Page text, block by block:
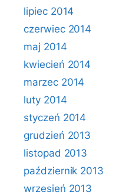
lipiec 2014
czerwiec 2014
maj 2014
kwiecień 2014
marzec 2014
luty 2014
styczeń 2014
grudzień 2013
listopad 2013
październik 2013
wrzesień 2013